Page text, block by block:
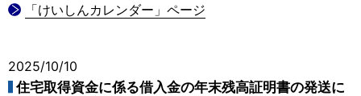
「けいしんカレンダー」ページ
2025/10/10
住宅取得資金に係る借入金の年末残高証明書の発送に